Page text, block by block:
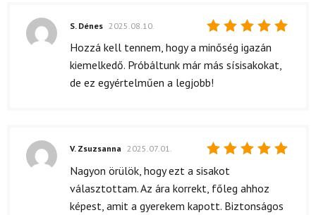
Értékelés:
/ 5
S. Dénes 2025.08.10.
Hozzá kell tennem, hogy a minőség igazán
kiemelkedő. Próbáltunk már más sísisakokat,
de ez egyértelműen a legjobb!
Értékelés:
V. Zsuzsanna 2025.07.01.
Nagyon örülök, hogy ezt a sisakot
választottam. Az ára korrekt, főleg ahhoz
képest, amit a gyerekem kapott. Biztonságos